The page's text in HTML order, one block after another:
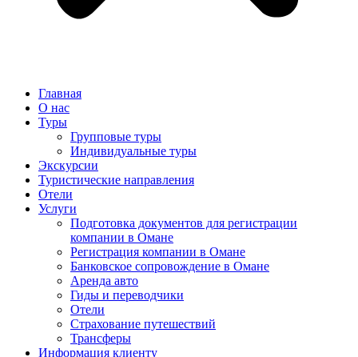
Главная
О нас
Туры
Групповые туры
Индивидуальные туры
Экскурсии
Туристические направления
Отели
Услуги
Подготовка документов для регистрации
компании в Омане
Регистрация компании в Омане
Банковское сопровождение в Омане
Аренда авто
Гиды и переводчики
Отели
Страхование путешествий
Трансферы
Информация клиенту